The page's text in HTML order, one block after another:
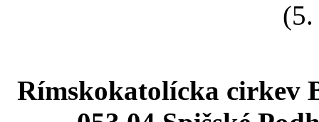
Rímskokatolícka cirkev